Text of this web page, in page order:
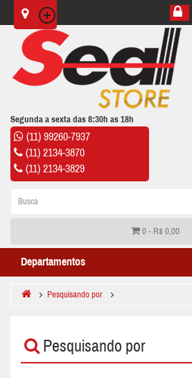
Segunda a sexta das 8:30h as 18h
(11) 99260-7937
(11) 2134-3870
(11) 2134-3829
0 - R$ 0,00
Departamentos
Pesquisando por
Pesquisando por